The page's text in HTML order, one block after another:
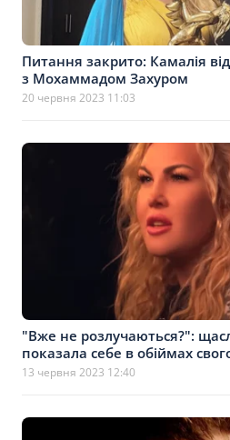
Питання закрито: Камалія
з Мохаммадом Захуром
20 червня 2023 11:03
"Вже не розлучаються?":
показала себе в обіймах
13 червня 2023 12:40